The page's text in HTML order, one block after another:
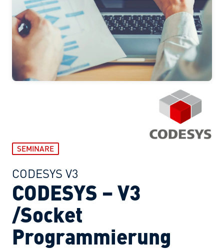
SEMINARE
CODESYS V3
CODESYS – V3
/Socket
Programmierung